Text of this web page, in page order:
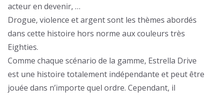
acteur en devenir, …
Drogue, violence et argent sont les thèmes abordés
dans cette histoire hors norme aux couleurs très
Eighties.
Comme chaque scénario de la gamme, Estrella Drive
est une histoire totalement indépendante et peut être
jouée dans n’importe quel ordre. Cependant, il